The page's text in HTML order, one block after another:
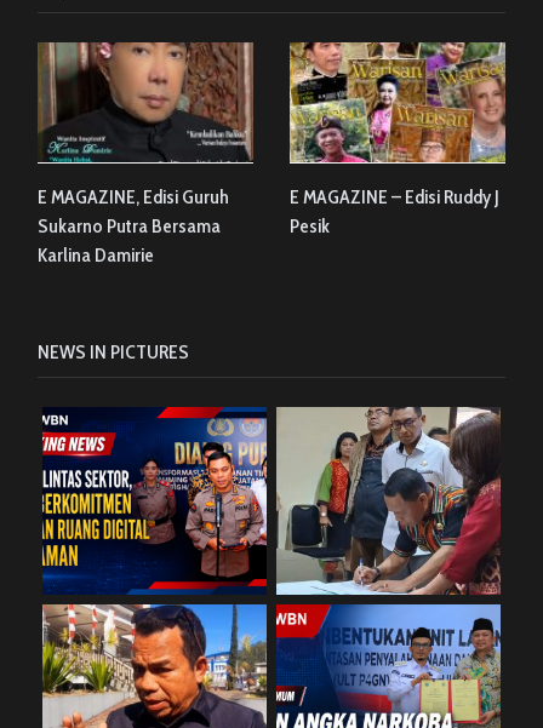
E MAGAZINE, Edisi Guruh
Sukarno Putra Bersama
Karlina Damirie
E MAGAZINE – Edisi Ruddy J
Pesik
NEWS IN PICTURES